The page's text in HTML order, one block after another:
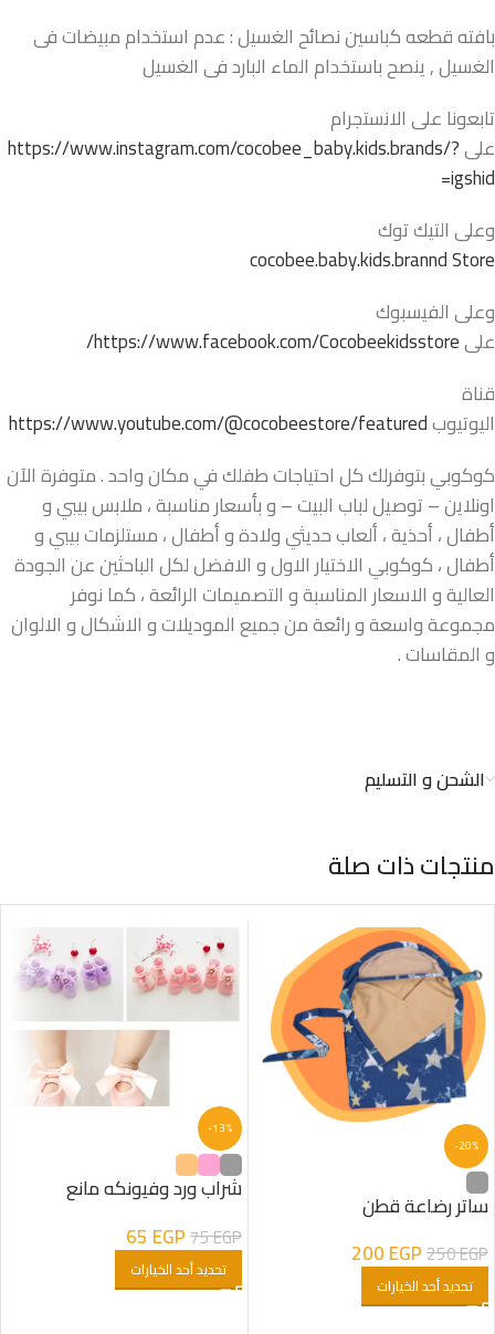
بافته قطعه كباسين نصائح الغسيل : عدم استخدام مبيضات فى
الغسيل , ينصح باستخدام الماء البارد فى الغسيل
تابعونا على الانستجرام
علىhttps://www.instagram.com/cocobee_baby.kids.brands/?
igshid=
وعلى التيك توك
cocobee.baby.kids.brannd Store
وعلى الفيسبوك
علىhttps://www.facebook.com/Cocobeekidsstore/
قناة
اليوتيوبhttps://www.youtube.com/@cocobeestore/featured
كوكوبي بتوفرلك كل احتياجات طفلك في مكان واحد . متوفرة الآن
اونلاين – توصيل لباب البيت – و بأسعار مناسبة ، ملابس بيبي و
أطفال ، أحذية ، ألعاب حديثي ولادة و أطفال ، مستلزمات بيبي و
أطفال ، كوكوبي الاختيار الاول و الافضل لكل الباحثين عن الجودة
العالية و الاسعار المناسبة و التصميمات الرائعة ، كما نوفر
مجموعة واسعة و رائعة من جميع الموديلات و الاشكال و الالوان
و المقاسات .
الشحن و التسليم
منتجات ذات صلة
-20%
ساتر رضاعة قطن
250EGP
200EGP
تحديد أحد الخيارات
-13%
شراب ورد وفيونكه مانع
75EGP
65 EGP
تحديد أحد الخيارات